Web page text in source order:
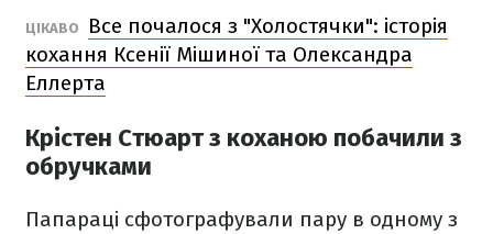
ЦІКАВО
Все почалося з "Холостячки": історія
кохання Ксенії Мішиної та Олександра
Еллерта
Крістен Стюарт з коханою побачили з
обручками
Папараці сфотографували пару в одному з